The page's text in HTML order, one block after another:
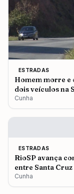
ESTRADAS
Homem morre e
dois veículos na
Cunha
ESTRADAS
RioSP avança
entre Santa Cruz
Cunha